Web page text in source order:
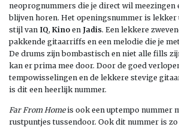
neoprognummers die je direct wil meezingen
blijven horen. Het openingsnummer is lekker
stijl van IQ, Kino en Jadis. Een lekkere
pakkende gitaarriffs en een melodie die je
De drums zijn bombastisch en niet alle fills
kan er prima mee door. Door de goed
tempowisselingen en de lekkere stevige
is dit een heerlijk nummer.
Far From Homeis ook een uptempo nummer
rustpuntjes tussendoor. Ook dit nummer is